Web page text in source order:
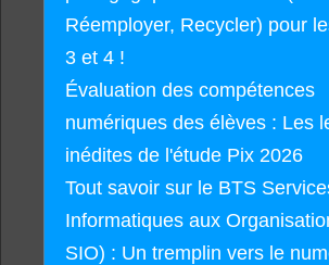
Réemployer, Recycler) pour
3 et 4 !
Évaluation des compétences
numériques des élèves : Les
inédites de l'étude Pix 2026
Tout savoir sur le BTS
Informatiques aux
SIO) : Un tremplin vers le